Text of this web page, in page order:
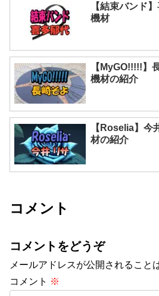
【結束バンド
機材
【MyGO!!!!!】
機材の紹介
【Roselia】今
材の紹介
コメント
コメントをどうぞ
メールアドレスが公開されること
コメント ※